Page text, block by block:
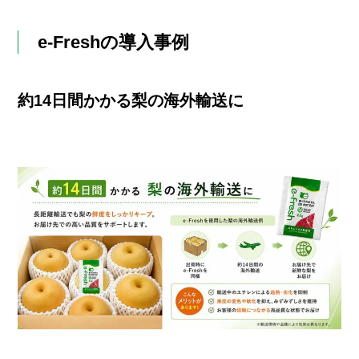
e-Freshの導入事例
約14日間かかる梨の海外輸送に